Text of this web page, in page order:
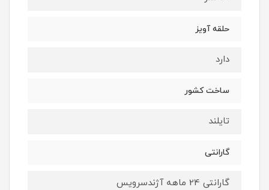
حلقه آویز
دارد
ساخت کشور
تایلند
گارانتی
گارانتی 24 ماهه آژندسرویس